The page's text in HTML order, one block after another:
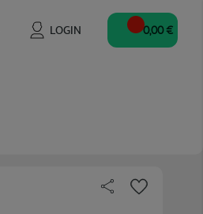
LOGIN 0,00 €